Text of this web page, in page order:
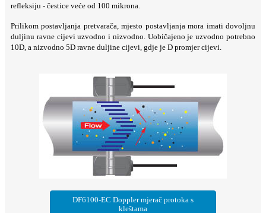
refleksiju - čestice veće od 100 mikrona.
Prilikom postavljanja pretvarača, mjesto postavljanja mora imati dovoljnu
duljinu ravne cijevi uzvodno i nizvodno. Uobičajeno je uzvodno potrebno
10D, a nizvodno 5D ravne duljine cijevi, gdje je D promjer cijevi.
DF6100-EC Doppler mjerač protoka s
kleštama